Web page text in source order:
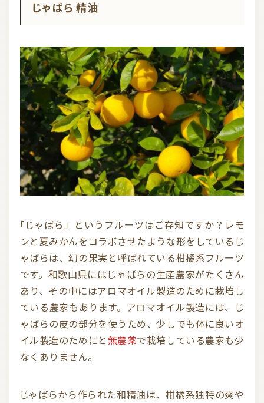
じゃばら 精油
「じゃばら」というフルーツはご存知ですか？レモ
ンと夏みかんをコラボさせたような形をしているじ
ゃばらは、幻の果実と呼ばれている柑橘系フルーツ
です。和歌山県にはじゃばらの生産農家がたくさん
あり、その中にはアロマオイル製造のために栽培し
ている農家もあります。アロマオイル製造には、じ
ゃばらの皮の部分を使うため、少しでも体に良いオ
イル製造のためにと 無農薬で栽培している農家も少
なくありません。
じゃばらから作られた和精油は、柑橘系独特の爽や